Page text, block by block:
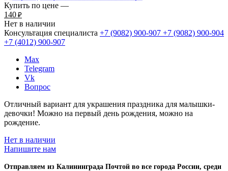
Купить по цене —
140 ₽
Нет в наличии
Консультация специалиста +7 (9082) 900-907 +7 (9082) 900-904
+7 (4012) 900-907
Max
Telegram
Vk
Вопрос
Отличный вариант для украшения праздника для малышки-
девочки! Можно на первый день рождения, можно на
рождение.
Нет в наличии
Напишите нам
Отправляем из Калининграда Почтой во все города России, среди